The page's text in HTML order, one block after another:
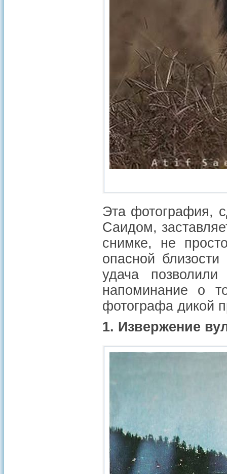
Эта фотография,
Саидом,
снимке, не
опасной
удача
напоминание о
фотографа дикой
1. Извержение